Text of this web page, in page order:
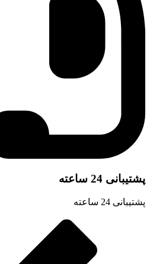
24 ساعته
24 ساعته